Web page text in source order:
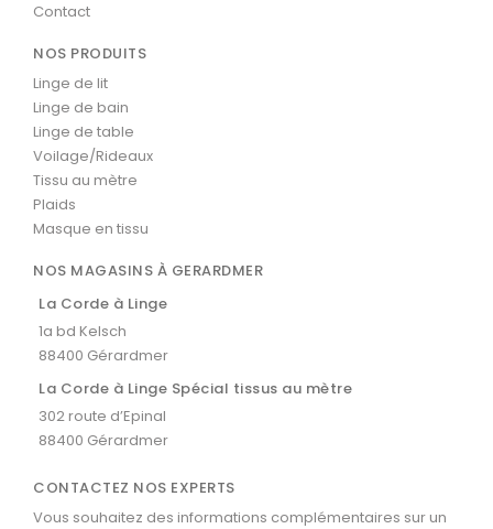
Contact
NOS PRODUITS
Linge de lit
Linge de bain
Linge de table
Voilage/Rideaux
Tissu au mètre
Plaids
Masque en tissu
NOS MAGASINS À GERARDMER
La Corde à Linge
1a bd Kelsch
88400 Gérardmer
La Corde à Linge Spécial tissus au mètre
302 route d’Epinal
88400 Gérardmer
CONTACTEZ NOS EXPERTS
Vous souhaitez des informations complémentaires sur un